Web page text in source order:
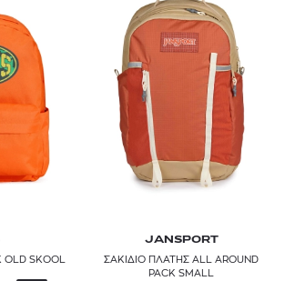
SKOOL
JANSPORT
ΣΑΚΙΔΙΟ ΠΛΑΤΗΣ ALL AROUND
PACK SMALL